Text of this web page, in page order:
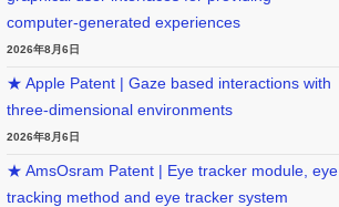
computer-generated experiences
2026年8月6日
★ Apple Patent | Gaze based interactions with
three-dimensional environments
2026年8月6日
★ AmsOsram Patent | Eye tracker module, eye
tracking method and eye tracker system